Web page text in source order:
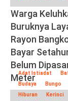
Warga
Buruknya
Rayon
Bayar
Belum
Meter
Adat Istiadat
Budaya
Bungo
Hiburan
Kerinci